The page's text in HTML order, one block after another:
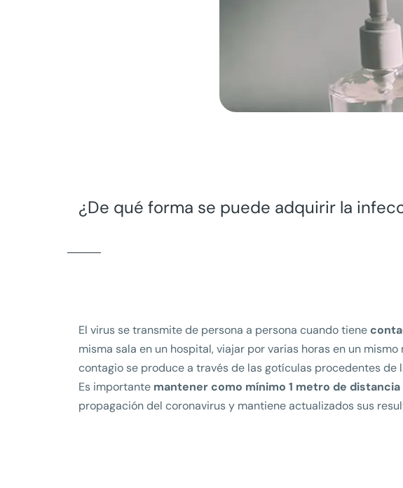
¿De qué forma se puede adquirir la
El virus se transmite de persona a persona cuando tiene
misma sala en un hospital, viajar por varias horas en un
contagio se produce a través de las gotículas procedentes
Es importante mantener como mínimo 1 metro de distancia
propagación del coronavirus y mantiene actualizados sus